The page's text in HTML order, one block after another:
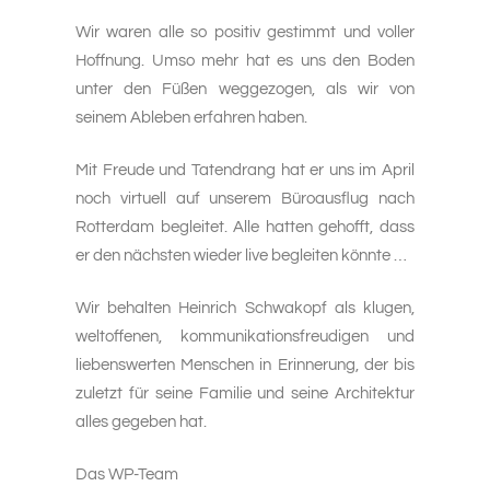
Wir waren alle so positiv gestimmt und voller
Hoffnung. Umso mehr hat es uns den Boden
unter den Füßen weggezogen, als wir von
seinem Ableben erfahren haben.
Mit Freude und Tatendrang hat er uns im April
noch virtuell auf unserem Büroausflug nach
Rotterdam begleitet. Alle hatten gehofft, dass
er den nächsten wieder live begleiten könnte …
Wir behalten Heinrich Schwakopf als klugen,
weltoffenen, kommunikationsfreudigen und
liebenswerten Menschen in Erinnerung, der bis
zuletzt für seine Familie und seine Architektur
alles gegeben hat.
Das WP-Team